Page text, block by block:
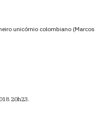
unicórnio colombiano (Marcos
20h23.